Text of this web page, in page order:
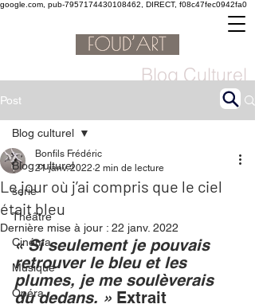
google.com, pub-7957174430108462, DIRECT, f08c47fec0942fa0
Blog Culturel
Post
Blog culturel
serie
Théâtre
Cinéma
Musique
Opéra
Blog culturel
Le jour où j’ai compris que le ciel
était bleu
Bonfils Frédéric
21 janv. 2022 2 min de lecture
Dernière mise à jour : 22 janv. 2022
« Si seulement je pouvais
retrouver le bleu et les
plumes, je me soulèverais
du dedans. » Extrait